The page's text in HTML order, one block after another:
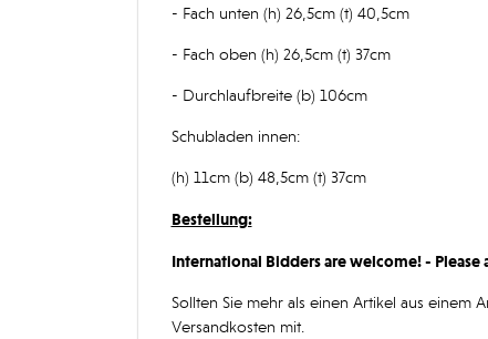
- Fach unten (h) 26,5cm (t) 40,5cm
- Fach oben (h) 26,5cm (t) 37cm
- Durchlaufbreite (b) 106cm
Schubladen innen:
(h) 11cm (b) 48,5cm (t) 37cm
Bestellung:
International Bidders are welcome! -
Sollten Sie mehr als einen Artikel aus
Versandkosten mit.